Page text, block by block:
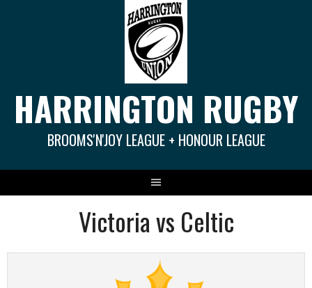
HARRINGTON RUGBY
BROOMS'N'JOY LEAGUE + HONOUR LEAGUE
Victoria vs Celtic